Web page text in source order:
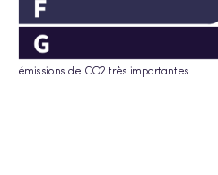
émissions de CO2 très importantes